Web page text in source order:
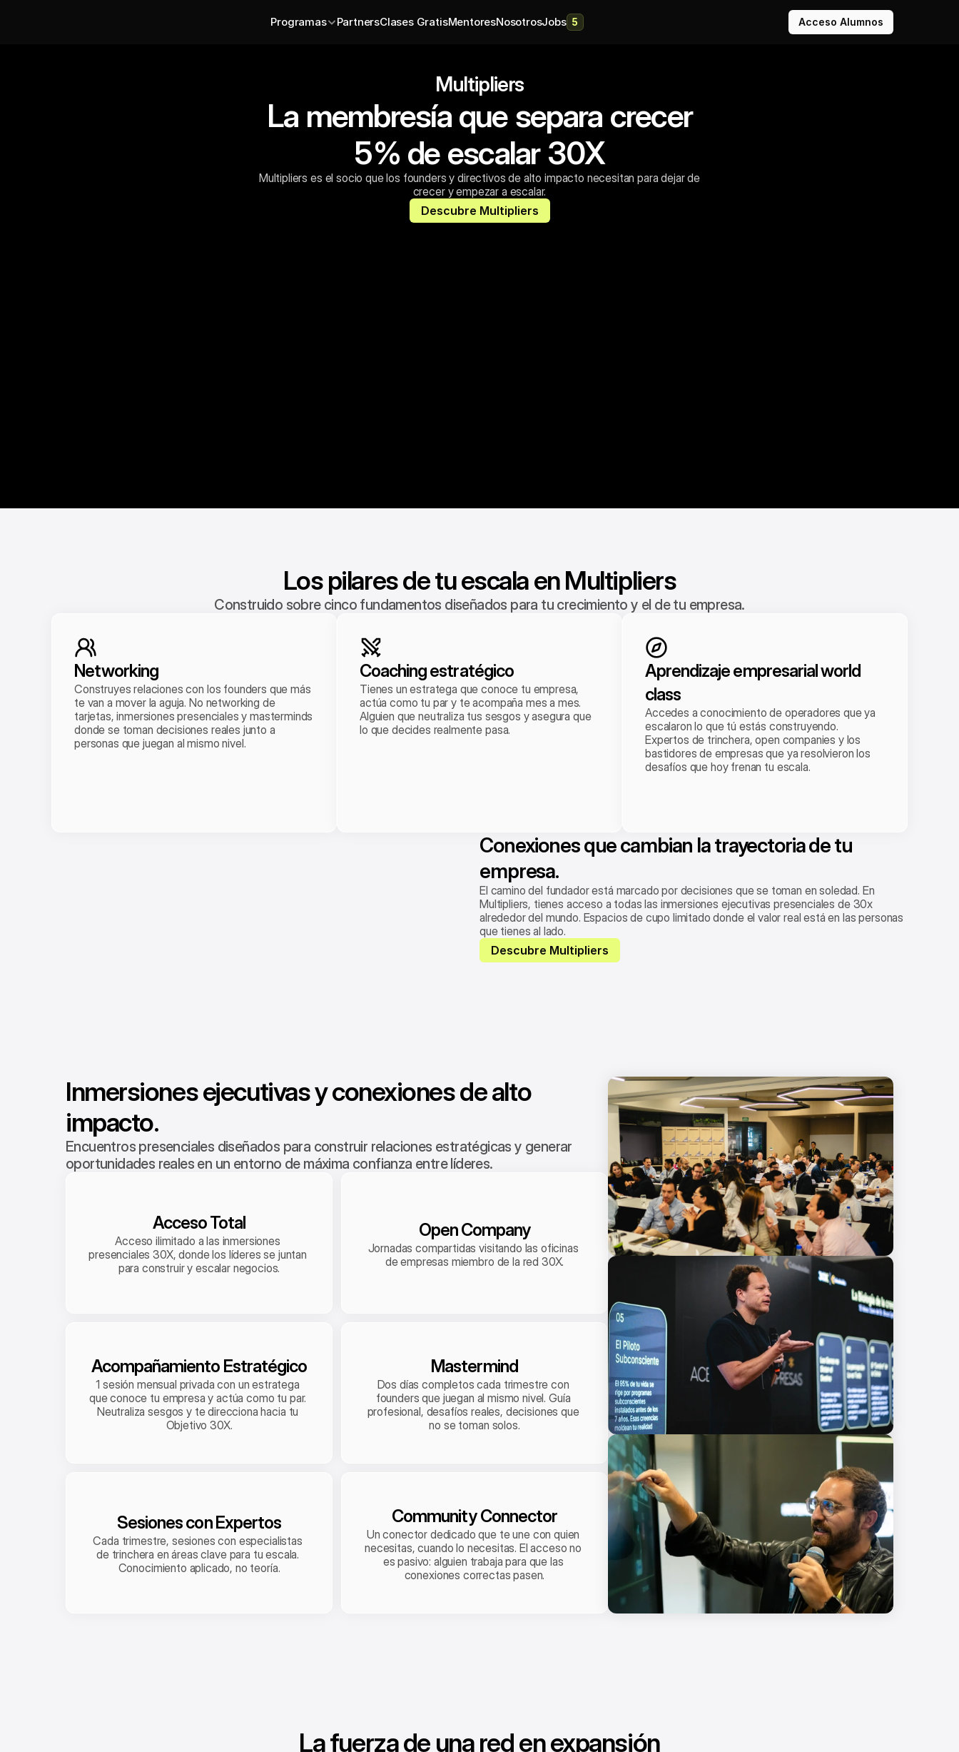
Programas PartnersClases GratisMentoresNosotrosJobs 5 Acceso Alumnos
Multipliers
La membresía que separa crecer
5% de escalar 30X
Multipliers es el socio que los founders y directivos de alto impacto necesitan para dejar de
crecer y empezar a escalar.
Descubre Multipliers
Los pilares de tu escala en Multipliers
Construido sobre cinco fundamentos diseñados para tu crecimiento y el de tu empresa.
Networking
Construyes relaciones con los founders que más
te van a mover la aguja. No networking de
tarjetas, inmersiones presenciales y masterminds
donde se toman decisiones reales junto a
personas que juegan al mismo nivel.
Coaching estratégico
Tienes un estratega que conoce tu empresa,
actúa como tu par y te acompaña mes a mes.
Alguien que neutraliza tus sesgos y asegura que
lo que decides realmente pasa.
Aprendizaje empresarial world
class
Accedes a conocimiento de operadores que ya
escalaron lo que tú estás construyendo.
Expertos de trinchera, open companies y los
bastidores de empresas que ya resolvieron los
desafíos que hoy frenan tu escala.
Conexiones que cambian la trayectoria de tu
empresa.
El camino del fundador está marcado por decisiones que se toman en soledad. En
Multipliers, tienes acceso a todas las inmersiones ejecutivas presenciales de 30x
alrededor del mundo. Espacios de cupo limitado donde el valor real está en las personas
que tienes al lado.
Descubre Multipliers
Inmersiones ejecutivas y conexiones de alto
impacto.
Encuentros presenciales diseñados para construir relaciones estratégicas y generar
oportunidades reales en un entorno de máxima confianza entre líderes.
Acceso Total
Acceso ilimitado a las inmersiones
presenciales 30X, donde los líderes se juntan
para construir y escalar negocios.
Open Company
Jornadas compartidas visitando las oficinas
de empresas miembro de la red 30X.
Acompañamiento Estratégico
1 sesión mensual privada con un estratega
que conoce tu empresa y actúa como tu par.
Neutraliza sesgos y te direcciona hacia tu
Objetivo 30X.
Mastermind
Dos días completos cada trimestre con
founders que juegan al mismo nivel. Guía
profesional, desafíos reales, decisiones que
no se toman solos.
Sesiones con Expertos
Cada trimestre, sesiones con especialistas
de trinchera en áreas clave para tu escala.
Conocimiento aplicado, no teoría.
Community Connector
Un conector dedicado que te une con quien
necesitas, cuando lo necesitas. El acceso no
es pasivo: alguien trabaja para que las
conexiones correctas pasen.
La fuerza de una red en expansión